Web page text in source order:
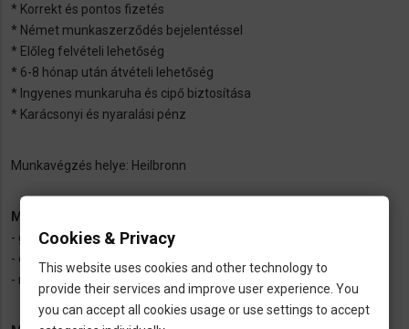
* Korrekt és pontos fizetés
* Német munkaszerződés bejelentéssel
* Előleg felvételi lehetőség
* 6-8 hónap után átvételi lehetőség
* Ingyenes munkaruha és cipő biztosítása
* Karácsonyi és nyaralási pénz
Munkavégzés helye: Heilbronn
Mi lenne a feladatod?
- gépkezelés
- összeszerelés
- minőségellenőrzés
Cookies & Privacy
This website uses cookies and other technology to
provide their services and improve user experience. You
you can accept all cookies usage or use settings to accept